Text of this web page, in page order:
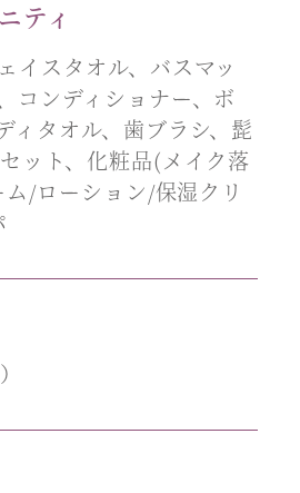
ティ
イスタオル、バスマッ
コンディショナー、ボ
ィタオル、歯ブラシ、髭
ット、化粧品(メイク落
/ローション/保湿クリ